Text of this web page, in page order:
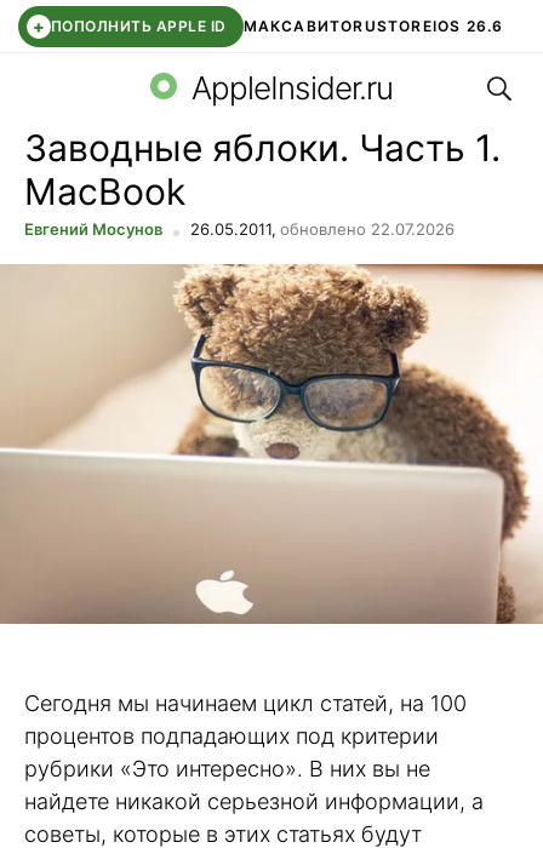
+ ПОПОЛНИТЬ APPLE ID МАКСАВИТОRUSTOREIOS 26.6
СБЕР КИДС ВТБ ОНЛАЙН ЧАТ В ROBLOX
AppleInsider.ru
Заводные яблоки. Часть 1.
MacBook
Евгений Мосунов 26.05.2011, обновлено 22.07.2026
Сегодня мы начинаем цикл статей, на 100
процентов подпадающих под критерии
рубрики «Это интересно». В них вы не
найдете никакой серьезной информации, а
советы, которые в этих статьях будут